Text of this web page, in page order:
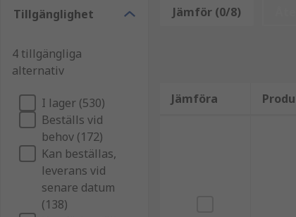
Kabelklämmor bidrar till en säker kabeldragning
hålla kablar på plats och minska rörelse
skydda mot slitage och skador
förbättra ordning och översikt
förenkla installation och underhåll
Kabelklämmor används ofta i:
bygg- och elinstallation
industriella miljöer
Tillgänglighet
4 tillgängliga
alternativ
I lager (530)
Beställs vid
behov (172)
Kan beställas,
leverans vid
senare datum
(138)
Jämför (0/8)
Jämföra